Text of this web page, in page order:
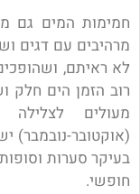
חמימות המים גם
מרהיבים עם דגים
לא ראיתם,
רוב הזמן הים חלק
מעולים לצלילה
(אוקטובר-נובמבר)
בעיקר סערות
חופשי.